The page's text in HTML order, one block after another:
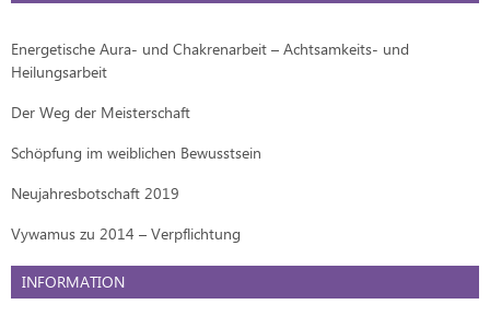
Energetische Aura- und Chakrenarbeit – Achtsamkeits- und
Heilungsarbeit
Der Weg der Meisterschaft
Schöpfung im weiblichen Bewusstsein
Neujahresbotschaft 2019
Vywamus zu 2014 – Verpflichtung
INFORMATION